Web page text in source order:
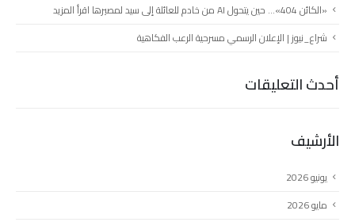
«الكائن 404»… حين يتحول AI من خادم للعائلة إلى سيد لمصيرها اقرأ المزيد
شراع_نيوز | الإعلان الرسمي مسرحية الرعب الفكاهية
أحدث التعليقات
الأرشيف
يونيو 2026
مايو 2026